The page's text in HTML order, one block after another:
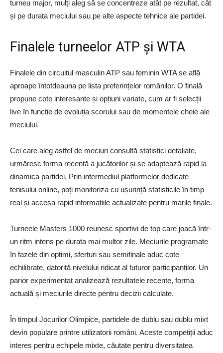
turneu major, mulți aleg să se concentreze atât pe rezultat, cât
și pe durata meciului sau pe alte aspecte tehnice ale partidei.
Finalele turneelor ATP și WTA
Finalele din circuitul masculin ATP sau feminin WTA se află
aproape întotdeauna pe lista preferințelor românilor. O finală
propune cote interesante și opțiuni variate, cum ar fi selecții
live în funcție de evoluția scorului sau de momentele cheie ale
meciului.
Cei care aleg astfel de meciuri consultă statistici detaliate,
urmăresc forma recentă a jucătorilor și se adaptează rapid la
dinamica partidei. Prin intermediul platformelor dedicate
tenisului online, poți monitoriza cu ușurință statisticile în timp
real și accesa rapid informațiile actualizate pentru marile finale.
Turneele Masters 1000 reunesc sportivi de top care joacă într-
un ritm intens pe durata mai multor zile. Meciurile programate
în fazele din optimi, sferturi sau semifinale aduc cote
echilibrate, datorită nivelului ridicat al tuturor participanților. Un
parior experimentat analizează rezultatele recente, forma
actuală și meciurile directe pentru decizii calculate.
În timpul Jocurilor Olimpice, partidele de dublu sau dublu mixt
devin populare printre utilizatorii români. Aceste competiții aduc
interes pentru echipele mixte, căutate pentru diversitatea